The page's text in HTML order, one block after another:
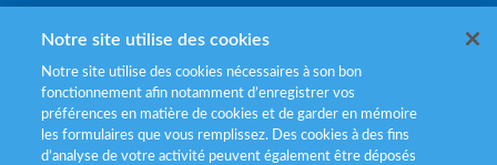
Mentions légales
Politiques de gestion des cookies
Politique données personnelles
Notre site utilise des cookies
Notre site utilise des cookies nécessaires à son bon
fonctionnement afin notamment d’enregistrer vos
préférences en matière de cookies et de garder en mémoire
les formulaires que vous remplissez. Des cookies à des fins
d’analyse de votre activité peuvent également être déposés